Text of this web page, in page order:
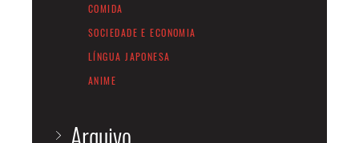
COMIDA
SOCIEDADE E ECONOMIA
LÍNGUA JAPONESA
ANIME